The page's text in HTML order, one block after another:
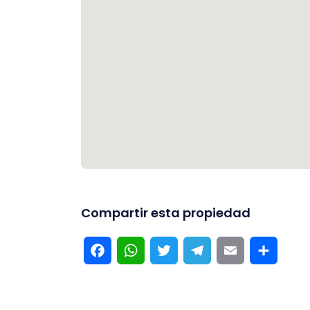
Compartir esta propiedad
FacebookWhatsAppTwitter TelegramEmail